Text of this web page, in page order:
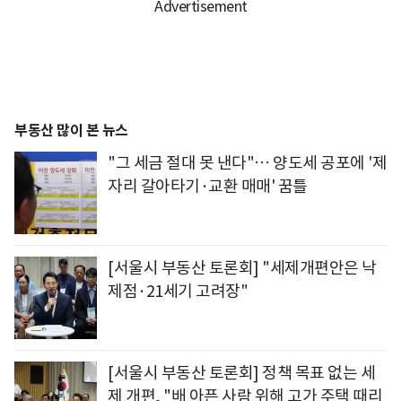
부동산 많이 본 뉴스
"그 세금 절대 못 낸다"… 양도세 공포에 '제
자리 갈아타기·교환 매매' 꿈틀
[서울시 부동산 토론회] "세제개편안은 낙
제점·21세기 고려장"
[서울시 부동산 토론회] 정책 목표 없는 세
제 개편, "배 아픈 사람 위해 고가 주택 때리